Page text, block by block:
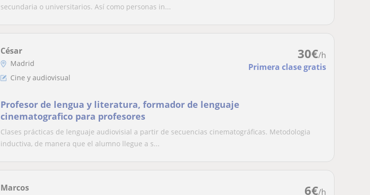
secundaria o universitarios. Así como personas in...
30€/h
Primera clase gratis
César
Madrid
Cine y audiovisual
Profesor de lengua y literatura, formador de lenguaje
cinematografico para profesores
Clases prácticas de lenguaje audiovisial a partir de secuencias cinematográficas. Metodologia
inductiva, de manera que el alumno llegue a s...
6€/h
Marcos